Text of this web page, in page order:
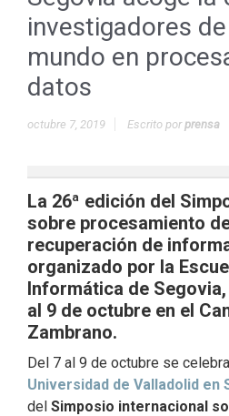
investigadores
mundo en
datos
octubre 7, 2019 Escrito porprensa
La 26ª edición del
sobre procesamiento
recuperación de
organizado por la
Informática de
al 9 de octubre en el
Zambrano.
Del 7 al 9 de octubre se
Universidad de Valladolid en
del Simposio internacional